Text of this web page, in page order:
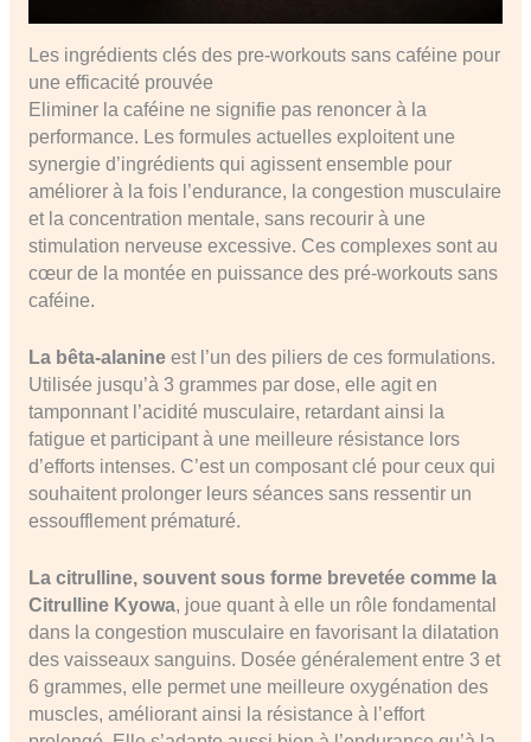
Les ingrédients clés des pre-workouts sans caféine pour
une efficacité prouvée
Eliminer la caféine ne signifie pas renoncer à la
performance. Les formules actuelles exploitent une
synergie d’ingrédients qui agissent ensemble pour
améliorer à la fois l’endurance, la congestion musculaire
et la concentration mentale, sans recourir à une
stimulation nerveuse excessive. Ces complexes sont au
cœur de la montée en puissance des pré-workouts sans
caféine.
La bêta-alanineest l’un des piliers de ces formulations.
Utilisée jusqu’à 3 grammes par dose, elle agit en
tamponnant l’acidité musculaire, retardant ainsi la
fatigue et participant à une meilleure résistance lors
d’efforts intenses. C’est un composant clé pour ceux qui
souhaitent prolonger leurs séances sans ressentir un
essoufflement prématuré.
La citrulline, souvent sous forme brevetée comme la
Citrulline Kyowa, joue quant à elle un rôle fondamental
dans la congestion musculaire en favorisant la dilatation
des vaisseaux sanguins. Dosée généralement entre 3 et
6 grammes, elle permet une meilleure oxygénation des
muscles, améliorant ainsi la résistance à l’effort